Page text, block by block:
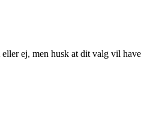
ej, men husk at dit valg vil have